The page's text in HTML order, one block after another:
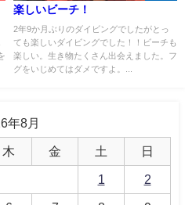
楽しいビーチ！
2年9か月ぶりのダイビングでしたがとっ
ても楽しいダイビングでした！！ビーチも
楽しい。生き物たくさん出会えました。フ
グをいじめてはダメですよ。...
年8月
木 金 土 日
1 2